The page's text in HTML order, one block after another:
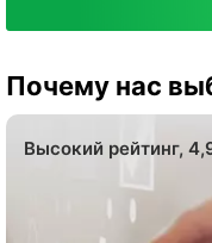
Почему нас
Высокий рейтинг,